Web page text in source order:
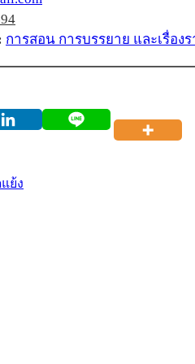
การสอน การบรรยาย และเรื่อง
ย้ง